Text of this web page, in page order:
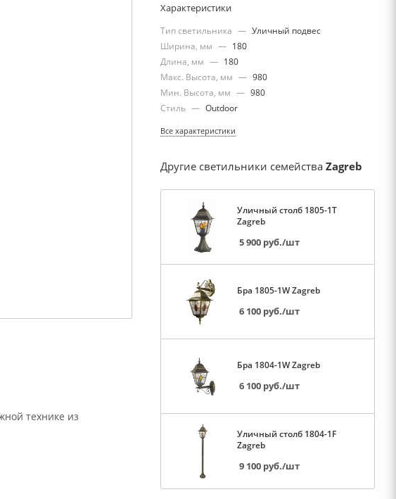
технике из
Характеристики
Тип светильника — Уличный подвес
Ширина, мм — 180
Длина, мм — 180
Макс. Высота, мм — 980
Мин. Высота, мм — 980
Стиль — Outdoor
Все характеристики
Другие светильники семейства Zagreb
Уличный столб 1805-1T
Zagreb
5 900 руб./шт
Бра 1805-1W Zagreb
6 100 руб./шт
Бра 1804-1W Zagreb
6 100 руб./шт
Уличный столб 1804-1F
Zagreb
9 100 руб./шт